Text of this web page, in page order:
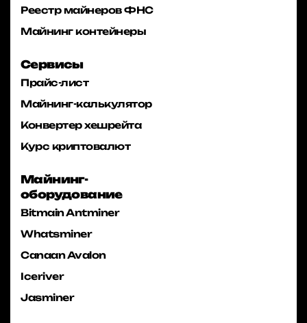
Реестр майнеров ФНС
Майнинг контейнеры
Сервисы
Прайс-лист
Майнинг-калькулятор
Конвертер хешрейта
Курс криптовалют
Майнинг-
оборудование
Bitmain Antminer
Whatsminer
Canaan Avalon
Iceriver
Jasminer